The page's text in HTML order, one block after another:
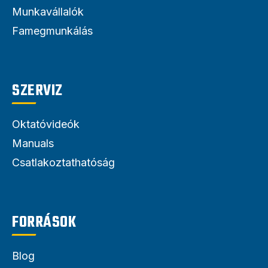
Munkavállalók
Famegmunkálás
SZERVIZ
Oktatóvideók
Manuals
Csatlakoztathatóság
FORRÁSOK
Blog